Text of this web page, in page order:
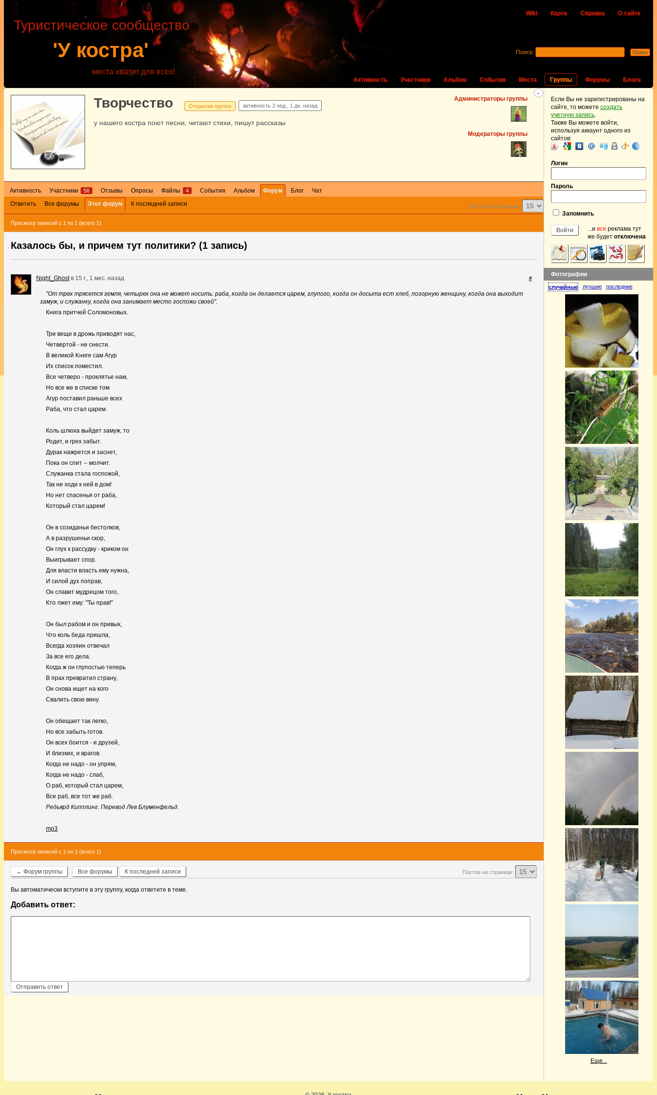
Wiki Карта Справка О сайте
'У костра'
Туристическое сообщество
места хватит для всех!
Активность Участники Альбом События Места Группы Форумы Блоги
Поиск:
-
Администраторы группы
Модераторы группы
Творчество Открытая группа активность 2 нед., 1 дн. назад
у нашего костра поют песни, читают стихи, пишут рассказы
Активность Участники 56 Отзывы Опросы Файлы 4 События Альбом Форум Блог
Чат
Ответить
Все форумы Этот форум К последней записи Постов на странице:
Просмотр записей с 1 по 1 (всего 1)
Казалось бы, и причем тут политики? (1 запись)
Night_Ghostв 15 г., 1 мес. назад
"От трех трясется земля, четырех она не может носить: раба, когда он делается царем, глупого, когда он досыта ест хлеб, позорную женщину, когда она выходит
замуж, и служанку, когда она занимает место госпожи своей".
Книга притчей Соломоновых.
Три вещи в дрожь приводят нас,
Четвертой - не снести.
В великой Kниге сам Агур
Их список поместил.
Все четверо - проклятье нам,
Но все же в списке том
Агур поставил раньше всех
Раба, что стал царем.
Коль шлюха выйдет замуж, то
Родит, и грех забыт.
Дурак нажрется и заснет,
Пока он спит -- молчит.
Служанка стала госпожой,
Так не ходи к ней в дом!
Но нет спасенья от раба,
Который стал царем!
Он в созиданьи бестолков,
А в разрушеньи скор,
Он глух к рассудку - криком он
Выигрывает спор.
Для власти власть ему нужна,
И силой дух поправ,
Он славит мудрецом того,
Кто лжет ему: "Ты прав!"
Он был рабом и он привык,
Что коль беда пришла,
Всегда хозяин отвечал
За все его дела.
Когда ж он глупостью теперь
В прах превратил страну,
Он снова ищет на кого
Свалить свою вину.
Он обещает так легко,
Но все забыть готов.
Он всех боится - и друзей,
И близких, и врагов.
Когда не надо - он упрям,
Когда не надо - слаб,
О раб, который стал царем,
Все раб, все тот же раб.
Редьярд Кипплинг. Перевод Лев Блуменфельд.
mp3
#
Просмотр записей с 1 по 1 (всего 1)
← Форум группы Все форумы К последней записи Постов на странице:
Вы автоматически вступите в эту группу, когда ответите в теме.
Добавить ответ:
Если Вы не зарегистрированы на
сайте, то можете создать
учетную запись.
Также Вы можете войти,
используя аккаунт одного из
сайтов:
Логин
Пароль
Запомнить
...и вся реклама тут
же будет отключена
Фотографии
случайные лучшие последние
Еще...